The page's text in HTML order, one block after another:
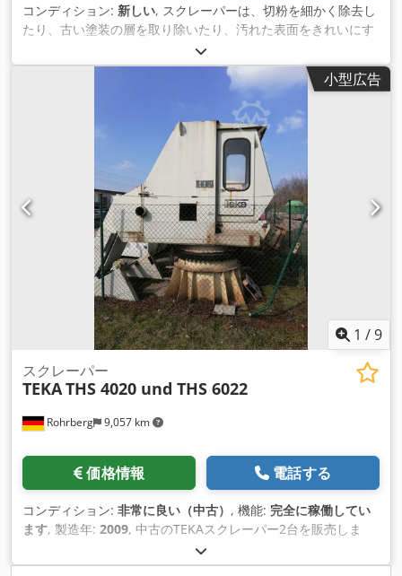
コンディション: 新しい, スクレーパーは、切粉を細かく除去し
たり、古い塗装の層を取り除いたり、汚れた表面をきれいにす
るための道具として使用されます。 スクレーパーは通常、購入
時には機能しておらず、ただの鋼板の一部でしかありません。
それらを機能させるためには、まず細かいバリを挽く 必要があ
ります。 当社では、新規購入時にスウェーデン鋼製の厚さ
0.4mmと0.5mmの完全機能スクレーパーの刃をご用意してい
ます。 必要に応じて、お客様の「中古」または「新品」のスク
レーパーの刃を研ぎ、作業中の状態でお返しいたします。 ご連
絡ください。新しいスクレーパー（研磨済み・未研磨）のご提
案をさせていただきます。 スクレーパーの詳細情報をお送りし
ます。 Crodpfx Ahoftm Slj Ijf
小型広告
1 /9
Rohrberg 9,057 km
スクレーパー
TEKATHS 4020 und THS 6022
価格情報 電話する
コンディション: 非常に良い（中古） , 機能: 完全に稼働してい
ます, 製造年: 2009, 中古のTEKAスクレーパー2台を販売しま
す。 1. THS 4020、2009年建造、スクレーパーアーム：16.00
m、 2. THS 6022、1993年建造、スクレーパーアーム：16.00